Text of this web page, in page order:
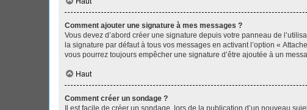
Comment ajouter une signature à mes messages ?
Vous devez d’abord créer une signature depuis votre panneau de
la signature par défaut à tous vos messages en activant l’option «
vous pourrez toujours empêcher une signature d’être ajoutée à un
Haut
Comment créer un sondage ?
Il est facile de créer un sondage, lors de la publication d’un nouveau